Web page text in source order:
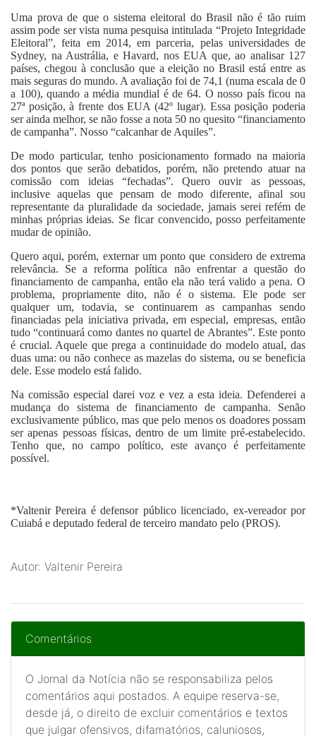
Uma prova de que o sistema eleitoral do Brasil não é tão ruim
assim pode ser vista numa pesquisa intitulada “Projeto Integridade
Eleitoral”, feita em 2014, em parceria, pelas universidades de
Sydney, na Austrália, e Havard, nos EUA que, ao analisar 127
países, chegou à conclusão que a eleição no Brasil está entre as
mais seguras do mundo. A avaliação foi de 74,1 (numa escala de 0
a 100), quando a média mundial é de 64. O nosso país ficou na
27ª posição, à frente dos EUA (42º lugar). Essa posição poderia
ser ainda melhor, se não fosse a nota 50 no quesito “financiamento
de campanha”. Nosso “calcanhar de Aquiles”.
De modo particular, tenho posicionamento formado na maioria
dos pontos que serão debatidos, porém, não pretendo atuar na
comissão com ideias “fechadas”. Quero ouvir as pessoas,
inclusive aquelas que pensam de modo diferente, afinal sou
representante da pluralidade da sociedade, jamais serei refém de
minhas próprias ideias. Se ficar convencido, posso perfeitamente
mudar de opinião.
Quero aqui, porém, externar um ponto que considero de extrema
relevância. Se a reforma política não enfrentar a questão do
financiamento de campanha, então ela não terá valido a pena. O
problema, propriamente dito, não é o sistema. Ele pode ser
qualquer um, todavia, se continuarem as campanhas sendo
financiadas pela iniciativa privada, em especial, empresas, então
tudo “continuará como dantes no quartel de Abrantes”. Este ponto
é crucial. Aquele que prega a continuidade do modelo atual, das
duas uma: ou não conhece as mazelas do sistema, ou se beneficia
dele. Esse modelo está falido.
Na comissão especial darei voz e vez a esta ideia. Defenderei a
mudança do sistema de financiamento de campanha. Senão
exclusivamente público, mas que pelo menos os doadores possam
ser apenas pessoas físicas, dentro de um limite pré-estabelecido.
Tenho que, no campo político, este avanço é perfeitamente
possível.
*Valtenir Pereira é defensor público licenciado, ex-vereador por
Cuiabá e deputado federal de terceiro mandato pelo (PROS).
Autor: Valtenir Pereira
Comentários
O Jornal da Notícia não se responsabiliza pelos
comentários aqui postados. A equipe reserva-se,
desde já, o direito de excluir comentários e textos
que julgar ofensivos, difamatórios, caluniosos,